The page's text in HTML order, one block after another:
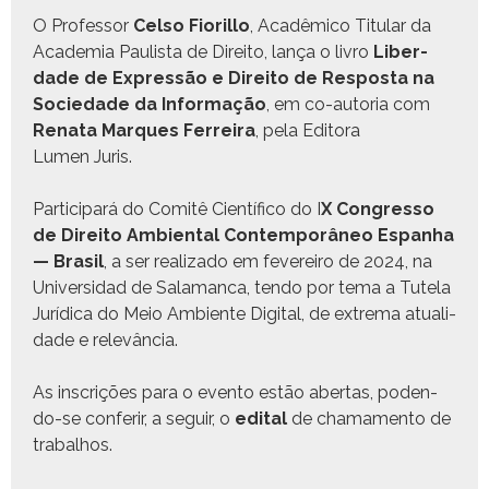
O Pro­fes­sor Cel­so Fio­r­il­lo, Acadêmi­co Tit­u­lar da
Acad­e­mia Paulista de Dire­ito, lança o livro Liber­
dade de Expressão e Dire­ito de Respos­ta na
Sociedade da Infor­mação, em co-auto­ria com
Rena­ta Mar­ques Fer­reira, pela Edi­to­ra
Lumen Juris.
Par­tic­i­pará do Comitê Cien­tí­fi­co do I X Con­gres­so
de Dire­ito Ambi­en­tal Con­tem­porâ­neo Espan­ha
— Brasil, a ser real­iza­do em fevereiro de 2024, na
Uni­ver­si­dad de Sala­man­ca, ten­do por tema a Tutela
Jurídi­ca do Meio Ambi­ente Dig­i­tal, de extrema atu­al­i­
dade e relevância.
As inscrições para o even­to estão aber­tas, poden­
do-se con­ferir, a seguir, o edi­tal de chama­men­to de
trabalhos.